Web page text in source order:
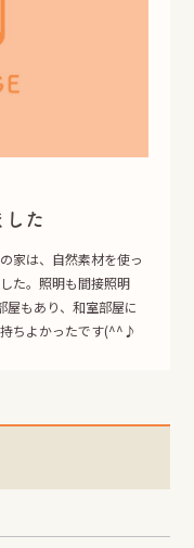
した素材の壁
ちらから
した
家は、自然素材を使っ
た。照明も間接照明
もあり、和室部屋に
ちよかったです(^^♪